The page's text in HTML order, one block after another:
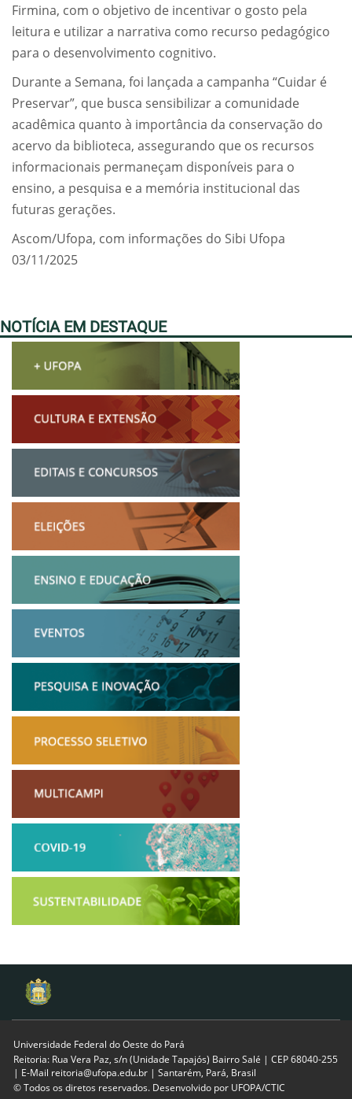
Firmina, com o objetivo de incentivar o gosto pela
leitura e utilizar a narrativa como recurso pedagógico
para o desenvolvimento cognitivo.
Durante a Semana, foi lançada a campanha “Cuidar é
Preservar”, que busca sensibilizar a comunidade
acadêmica quanto à importância da conservação do
acervo da biblioteca, assegurando que os recursos
informacionais permaneçam disponíveis para o
ensino, a pesquisa e a memória institucional das
futuras gerações.
Ascom/Ufopa, com informações do Sibi Ufopa
03/11/2025
NOTÍCIA EM DESTAQUE
Universidade Federal do Oeste do Pará
Reitoria: Rua Vera Paz, s/n (Unidade Tapajós) Bairro Salé | CEP 68040-255
| E-Mail reitoria@ufopa.edu.br | Santarém, Pará, Brasil
© Todos os diretos reservados. Desenvolvido por UFOPA/CTIC